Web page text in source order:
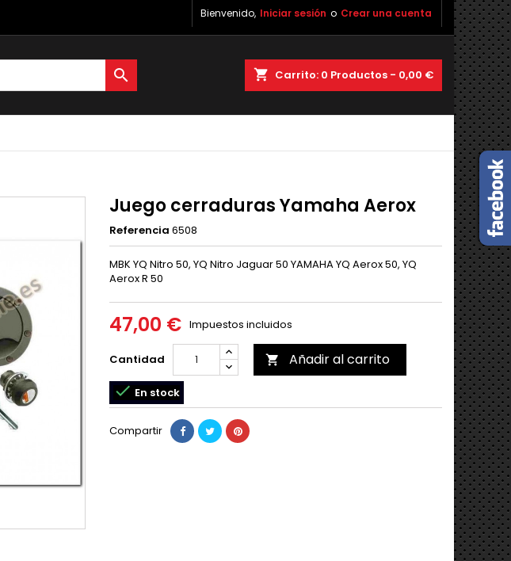
Bienvenido, Iniciar sesión o Crear una cuenta
shopping_cart Carrito: 0 Productos - 0,00 €

Juego cerraduras Yamaha Aerox
Referencia 6508
MBK YQ Nitro 50, YQ Nitro Jaguar 50 YAMAHA YQ Aerox 50, YQ
Aerox R 50
47,00 € Impuestos incluidos
Cantidad  Añadir al carrito
 En stock
Compartir